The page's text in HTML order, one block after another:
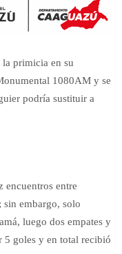
primicia en su
1080AM y se
podría sustituir a
encuentros entre
sin embargo, solo
luego dos empates y
5 goles y en total recibió